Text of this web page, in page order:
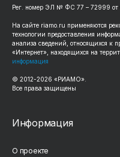
Рег. номер ЭЛ № ФС 77 – 72999 от
На сайте riamo.ru применяются
технологии предоставления
анализа сведений, относящихся к
«Интернет», находящихся на
информация
© 2012-2026 «РИАМО».
Все права защищены
Информация
О проекте